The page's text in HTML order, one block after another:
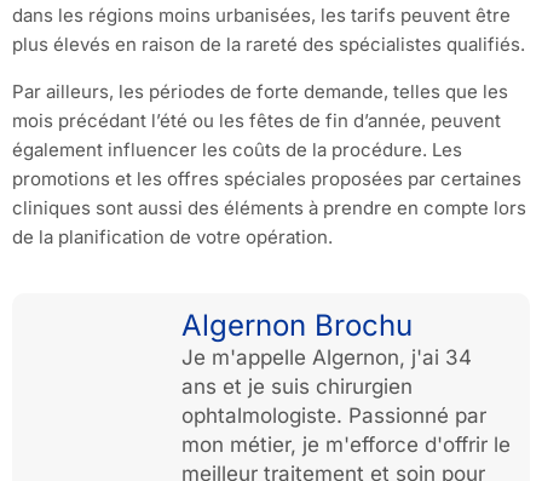
dans les régions moins urbanisées, les tarifs peuvent être
plus élevés en raison de la rareté des spécialistes qualifiés.
Par ailleurs, les périodes de forte demande, telles que les
mois précédant l’été ou les fêtes de fin d’année, peuvent
également influencer les coûts de la procédure. Les
promotions et les offres spéciales proposées par certaines
cliniques sont aussi des éléments à prendre en compte lors
de la planification de votre opération.
Algernon Brochu
Je m'appelle Algernon, j'ai 34
ans et je suis chirurgien
ophtalmologiste. Passionné par
mon métier, je m'efforce d'offrir le
meilleur traitement et soin pour